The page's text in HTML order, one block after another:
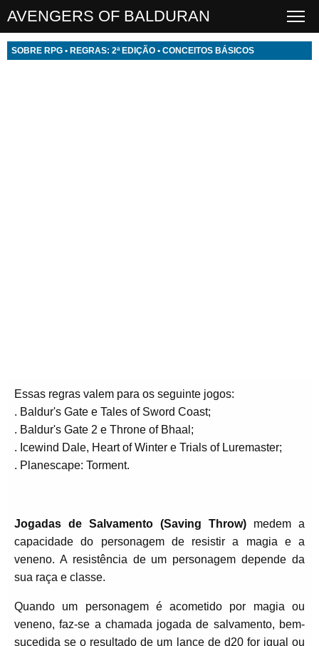
AVENGERS OF BALDURAN
SOBRE RPG • REGRAS: 2ª EDIÇÃO • CONCEITOS BÁSICOS
Essas regras valem para os seguinte jogos:
. Baldur's Gate e Tales of Sword Coast;
. Baldur's Gate 2 e Throne of Bhaal;
. Icewind Dale, Heart of Winter e Trials of Luremaster;
. Planescape: Torment.
Jogadas de Salvamento (Saving Throw) medem a
capacidade do personagem de resistir a magia e a
veneno. A resistência de um personagem depende da
sua raça e classe.
Quando um personagem é acometido por magia ou
veneno, faz-se a chamada jogada de salvamento, bem-
sucedida se o resultado de um lance de d20 for igual ou